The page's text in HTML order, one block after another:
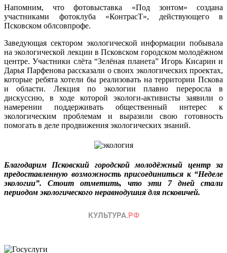
Напомним, что фотовыставка «Под зонтом» создана
участниками фотоклуба «КонтрасТ», действующего в
Псковском облсовпрофе.
Заведующая сектором экологической информации побывала
на экологической лекции в Псковском городском молодёжном
центре. Участники слёта “Зелёная планета” Игорь Кисарин и
Дарья Парфенова рассказали о своих экологических проектах,
которые ребята хотели бы реализовать на территории Пскова
и области. Лекция по экологии плавно переросла в
дискуссию, в ходе которой экологи-активисты заявили о
намерении поддерживать общественный интерес к
экологическим проблемам и выразили свою готовность
помогать в деле продвижения экологических знаний.
Благодарим Псковский городской молодёжный центр за
предоставленную возможность присоединиться к “Неделе
экологии”. Стоит отметить, что эти 7 дней стали
периодом экологического неравнодушия для псковичей.